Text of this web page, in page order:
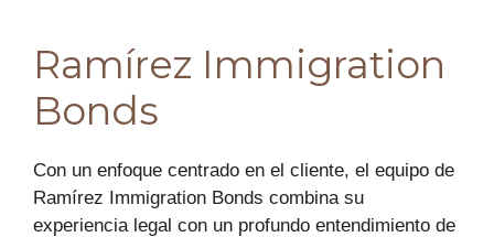
Ramírez Immigration
Bonds
Con un enfoque centrado en el cliente, el equipo de
Ramírez Immigration Bonds combina su
experiencia legal con un profundo entendimiento de